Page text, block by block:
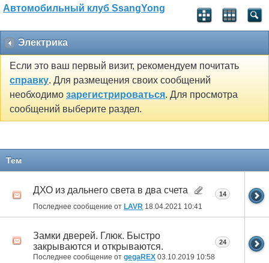
Автомобильный клуб SsangYong
Электрика
Если это ваш первый визит, рекомендуем почитать
справку. Для размещения своих сообщений
необходимо зарегистрироваться. Для просмотра
сообщений выберите раздел.
Тем
ДХО из дальнего света в два счета
Последнее сообщение от LAVR 18.04.2021 10:41
14
Замки дверей. Глюк. Быстро
закрываются и открываются.
Последнее сообщение от gegaREX 03.10.2019 10:58
24